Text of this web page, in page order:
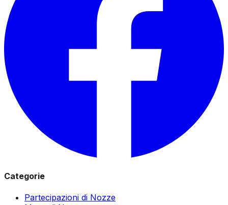
Categorie
Partecipazioni di Nozze